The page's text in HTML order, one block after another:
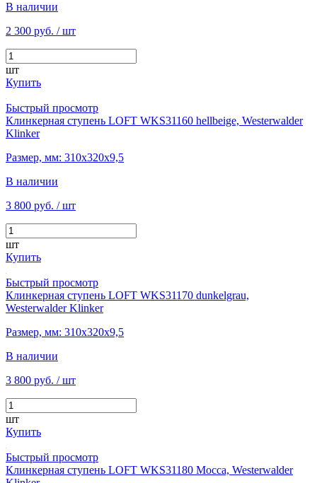
В наличии
2 300 руб. / шт
шт
Купить
Быстрый просмотр
Клинкерная ступень LOFT WKS31160 hellbeige, Westerwalder
Klinker
Размер, мм: 310х320х9,5
В наличии
3 800 руб. / шт
шт
Купить
Быстрый просмотр
Клинкерная ступень LOFT WKS31170 dunkelgrau,
Westerwalder Klinker
Размер, мм: 310х320х9,5
В наличии
3 800 руб. / шт
шт
Купить
Быстрый просмотр
Клинкерная ступень LOFT WKS31180 Mocca, Westerwalder